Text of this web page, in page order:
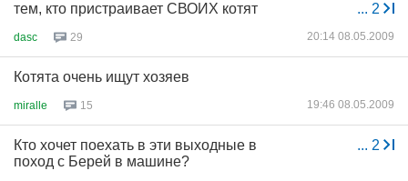
... 2
тем, кто пристраивает СВОИХ котят
dasc 29 20:14 08.05.2009
Котята очень ищут хозяев
miralle 15 19:46 08.05.2009
... 2
Кто хочет поехать в эти выходные в
поход с Берей в машине?